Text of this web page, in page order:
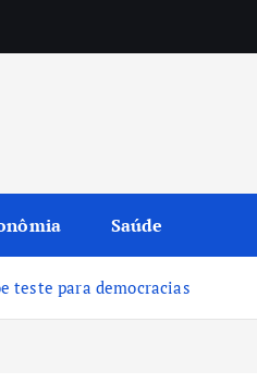
Saúde
teste para democracias